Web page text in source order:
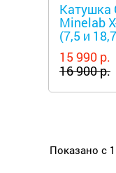
Катушка
Minelab
(7,5 и
15 990 р.
16 900 р.
Показано с